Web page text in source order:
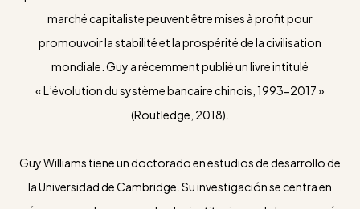
marché capitaliste peuvent être mises à profit pour
promouvoir la stabilité et la prospérité de la civilisation
mondiale. Guy a récemment publié un livre intitulé
« L’évolution du système bancaire chinois, 1993-2017 »
(Routledge, 2018).
Guy Williams tiene un doctorado en estudios de desarrollo de
la Universidad de Cambridge. Su investigación se centra en